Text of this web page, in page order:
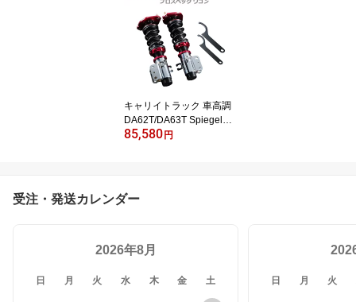
「MBRO」 「送料無料」
キャリイトラック 車高調
DA62T/DA63T Spiegel
シュピーゲル プロスペッ
(フロントのみ)
85,580 円
受注・発送カレンダー
2026年8月
日 月 火 水 木 金 土 日 月 火